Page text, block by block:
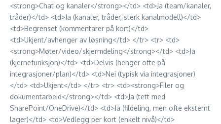
<strong>Chat og kanaler</strong></td> <td>Ja (team/kanaler,
tråder)</td> <td>Ja (kanaler, tråder, sterk kanalmodell)</td>
<td>Begrenset (kommentarer på kort)</td>
<td>Ukjent/avhenger av løsning</td> </tr> <tr> <td>
<strong>Møter/video/skjermdeling</strong></td> <td>Ja
(kjernefunksjon)</td> <td>Delvis (henger ofte på
integrasjoner/plan)</td> <td>Nei (typisk via integrasjoner)
</td> <td>Ukjent</td> </tr> <tr> <td><strong>Filer og
dokumentarbeid</strong></td> <td>Ja (tett med
SharePoint/OneDrive)</td> <td>Ja (fildeling, men ofte eksternt
lager)</td> <td>Vedlegg per kort (enkelt nivå)</td>